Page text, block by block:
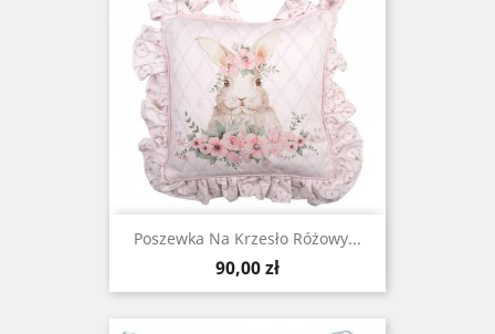
Poszewka Na Krzesło Różowy...
Cena
90,00 zł